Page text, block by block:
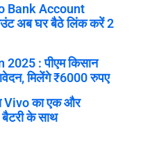
Bank Account
अब घर बैठे लिंक करें 2
: पीएम किसान
मिलेंगे ₹6000 रुपए
Vivo का एक और
बैटरी के साथ